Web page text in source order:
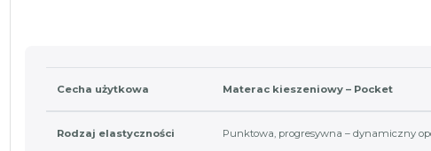
Cecha użytkowa Materac kieszeniowy – Pocket
Rodzaj elastyczności Punktowa, progresywna – dynamiczny